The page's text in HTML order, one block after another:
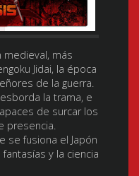
medieval, más
Jidai, la época
de la guerra.
la trama, e
de surcar los
presencia.
se fusiona el Japón
y la ciencia